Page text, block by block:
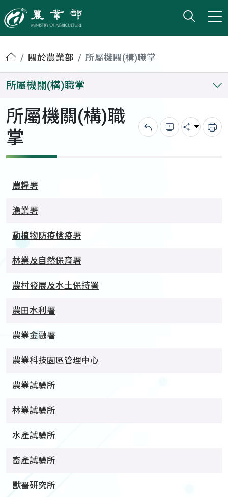
農業部
打開
小版
首頁關於農業部 所屬機關(構)職掌
所屬機關(構)職掌
所屬機關(構)職
掌
回上一頁錯誤回報
分享 列
農糧署
漁業署
動植物防疫檢疫署
林業及自然保育署
農村發展及水土保持署
農田水利署
農業金融署
農業科技園區管理中心
農業試驗所
林業試驗所
水產試驗所
畜產試驗所
獸醫研究所